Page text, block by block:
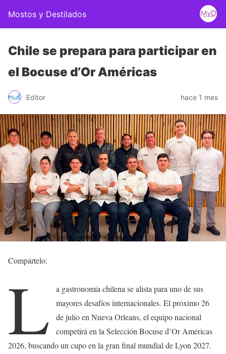
Mostos y Destilados
Chile se prepara para participar en
el Bocuse d’Or Américas
Editor hace 1 mes
Compártelo:
L
a gastronomía chilena se alista para uno de sus
mayores desafíos internacionales. El próximo 26
de julio en Nueva Orleans, el equipo nacional
competirá en la Selección Bocuse d’Or Américas
2026, buscando un cupo en la gran final mundial de Lyon 2027.